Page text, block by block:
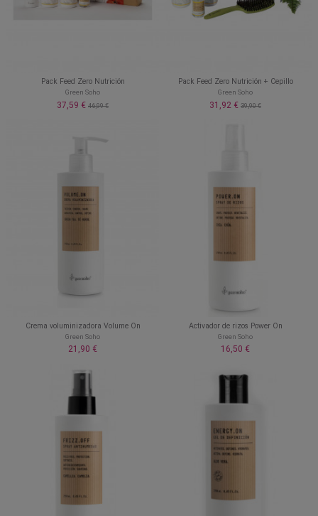
Pack Feed Zero Nutrición
Green Soho
37,59 € 46,99 €
Pack Feed Zero Nutrición + Cepillo
Green Soho
31,92 € 39,90 €
Crema voluminizadora Volume On
Green Soho
21,90 €
Activador de rizos Power On
Green Soho
16,50 €